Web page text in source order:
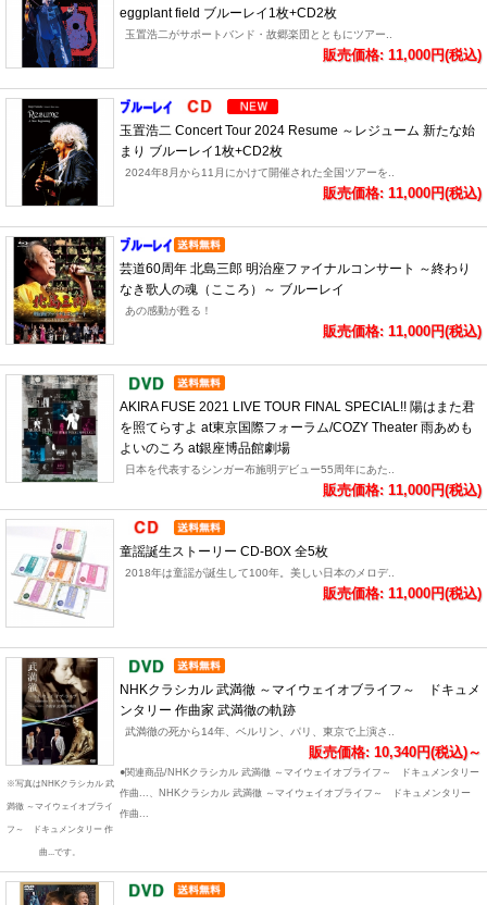
eggplant field ブルーレイ1枚+CD2枚
玉置浩二がサポートバンド・故郷楽団とともにツアー..
販売価格: 11,000円(税込)
玉置浩二 Concert Tour 2024 Resume ～レジューム 新たな始
まり ブルーレイ1枚+CD2枚
2024年8月から11月にかけて開催された全国ツアーを..
販売価格: 11,000円(税込)
芸道60周年 北島三郎 明治座ファイナルコンサート ～終わり
なき歌人の魂（こころ）～ ブルーレイ
あの感動が甦る！
販売価格: 11,000円(税込)
AKIRA FUSE 2021 LIVE TOUR FINAL SPECIAL!! 陽はまた君
を照てらすよ at東京国際フォーラム/COZY Theater 雨あめも
よいのころ at銀座博品館劇場
日本を代表するシンガー布施明デビュー55周年にあた..
販売価格: 11,000円(税込)
童謡誕生ストーリー CD-BOX 全5枚
2018年は童謡が誕生して100年。美しい日本のメロデ..
販売価格: 11,000円(税込)
※写真はNHKクラシカル 武
満徹 ～マイウェイオブライ
フ～ ドキュメンタリー 作
曲...です。
NHKクラシカル 武満徹 ～マイウェイオブライフ～ ドキュメ
ンタリー 作曲家 武満徹の軌跡
武満徹の死から14年、ベルリン、パリ、東京で上演さ..
販売価格: 10,340円(税込)～
●関連商品/NHKクラシカル 武満徹 ～マイウェイオブライフ～ ドキュメンタリー
作曲...、NHKクラシカル 武満徹 ～マイウェイオブライフ～ ドキュメンタリー
作曲...